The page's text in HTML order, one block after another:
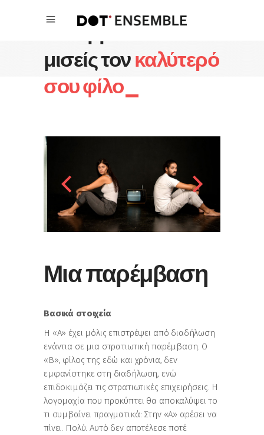
Τι συμβαίνει ότι
μισείς τονκαλύτερό
σου φίλο_
Μια παρέμβαση
Βασικά στοιχεία
Η «Α» έχει μόλις επιστρέψει από διαδήλωση
ενάντια σε μια στρατιωτική παρέμβαση. Ο
«Β», φίλος της εδώ και χρόνια, δεν
εμφανίστηκε στη διαδήλωση, ενώ
επιδοκιμάζει τις στρατιωτικές επιχειρήσεις. Η
λογομαχία που προκύπτει θα αποκαλύψει το
τι συμβαίνει πραγματικά: Στην «Α» αρέσει να
πίνει. Πολύ. Αυτό δεν αποτέλεσε ποτέ